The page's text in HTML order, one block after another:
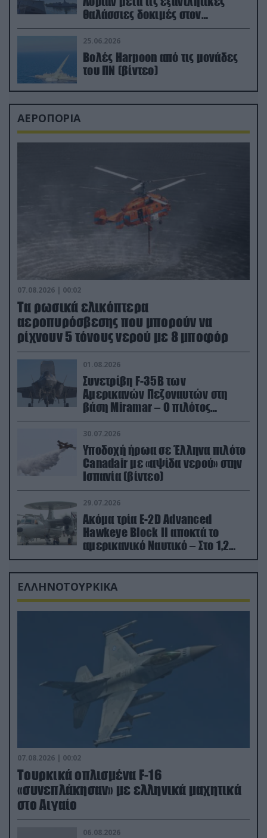
θαλάσσιες δοκιμές στον
απαιτητικό Βισκαϊκό
25.06.2026
Βολές Harpoon από τις μονάδες
του ΠΝ (βίντεο)
ΑΕΡΟΠΟΡΙΑ
07.08.2026 | 00:02
Τα ρωσικά ελικόπτερα
αεροπυρόσβεσης που μπορούν να
ρίχνουν 5 τόνους νερού με 8 μποφόρ
01.08.2026
Συνετρίβη F-35B των
Αμερικανών Πεζοναυτών στη
βάση Miramar – Ο πιλότος
εκτινάχθηκε εγκαίρως
30.07.2026
Υποδοχή ήρωα σε Έλληνα πιλότο
Canadair με «αψίδα νερού» στην
Ισπανία (βίντεο)
29.07.2026
Ακόμα τρία E-2D Advanced
Hawkeye Block II αποκτά το
αμερικανικό Ναυτικό – Στο 1,2
δισ.δολάρια το κόστος
ΕΛΛΗΝΟΤΟΥΡΚΙΚΑ
07.08.2026 | 00:02
Τουρκικά οπλισμένα F-16
«συνεπλάκησαν» με ελληνικά μαχητικά
στο Αιγαίο
06.08.2026